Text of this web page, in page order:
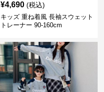
¥4,690 (税込)
キッズ 重ね着風 長袖スウェット
トレーナー 90-160cm